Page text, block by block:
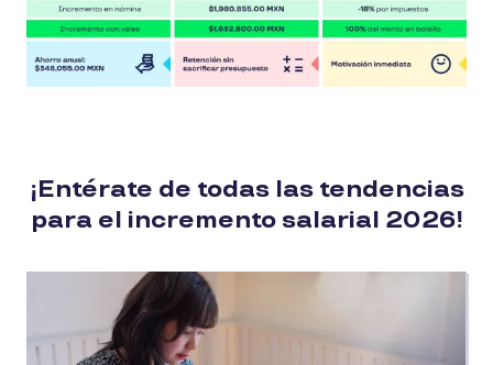
¡Entérate de todas las tendencias
para el incremento salarial 2026!